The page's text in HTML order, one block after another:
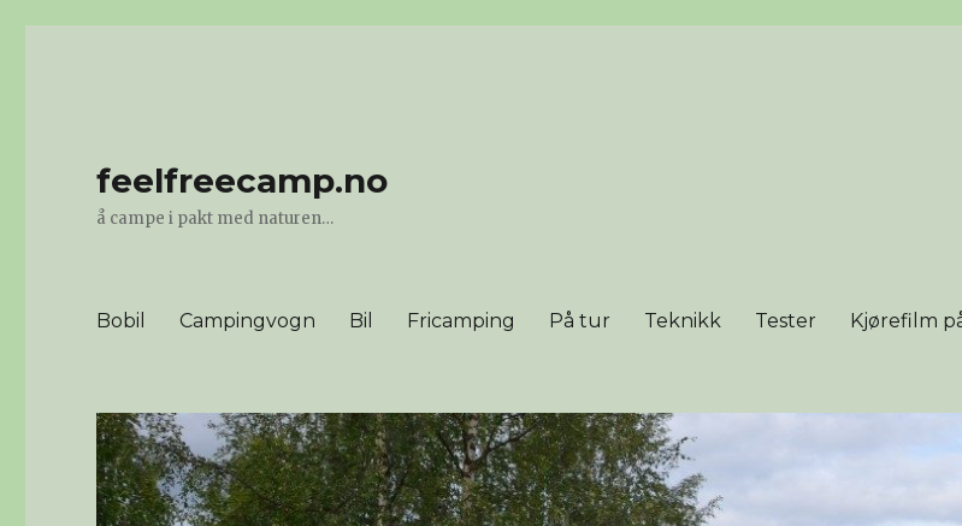
feelfreecamp.no
å campe i pakt med naturen…
Bobil Campingvogn Bil Fricamping På tur Teknikk Tester Kjørefilm